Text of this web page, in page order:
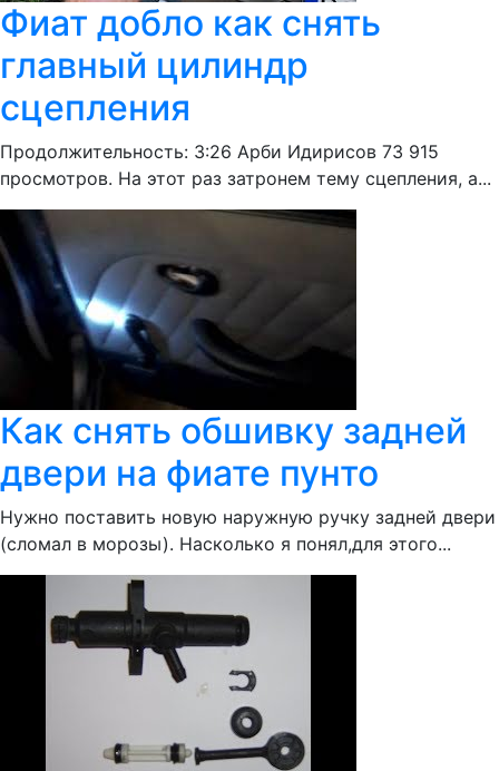
Фиат добло как снять
главный цилиндр
сцепления
Продолжительность: 3:26 Арби Идирисов 73 915
просмотров. На этот раз затронем тему сцепления, а...
Как снять обшивку задней
двери на фиате пунто
Нужно поставить новую наружную ручку задней двери
(сломал в морозы). Насколько я понял,для этого...